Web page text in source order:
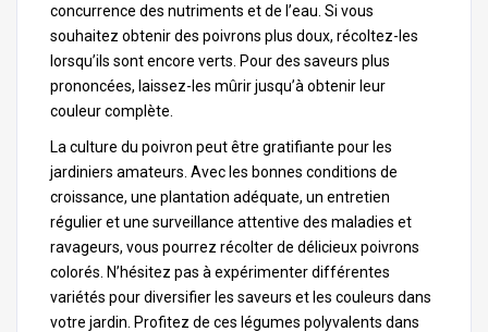
concurrence des nutriments et de l’eau. Si vous
souhaitez obtenir des poivrons plus doux, récoltez-les
lorsqu’ils sont encore verts. Pour des saveurs plus
prononcées, laissez-les mûrir jusqu’à obtenir leur
couleur complète.
La culture du poivron peut être gratifiante pour les
jardiniers amateurs. Avec les bonnes conditions de
croissance, une plantation adéquate, un entretien
régulier et une surveillance attentive des maladies et
ravageurs, vous pourrez récolter de délicieux poivrons
colorés. N’hésitez pas à expérimenter différentes
variétés pour diversifier les saveurs et les couleurs dans
votre jardin. Profitez de ces légumes polyvalents dans